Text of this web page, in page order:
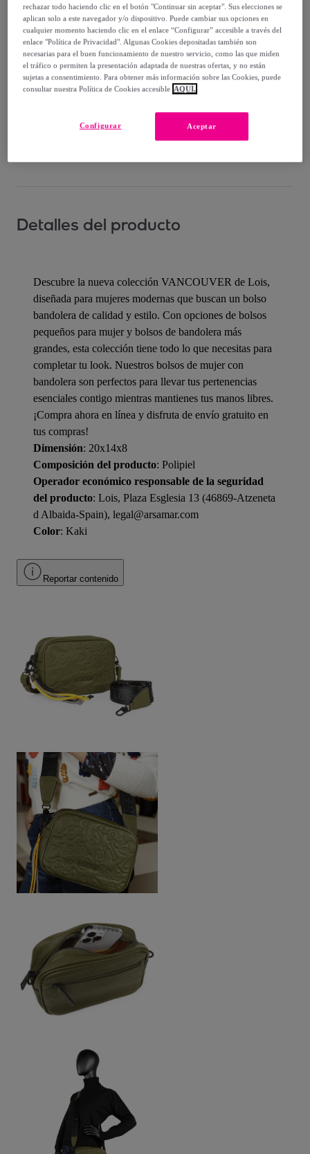
Entrega
Envío gratis
Detalles del producto
Descubre la nueva colección VANCOUVER de Lois,
diseñada para mujeres modernas que buscan un bolso
bandolera de calidad y estilo. Con opciones de bolsos
pequeños para mujer y bolsos de bandolera más
grandes, esta colección tiene todo lo que necesitas para
completar tu look. Nuestros bolsos de mujer con
bandolera son perfectos para llevar tus pertenencias
esenciales contigo mientras mantienes tus manos libres.
¡Compra ahora en línea y disfruta de envío gratuito en
tus compras!
Dimensión: 20x14x8
Composición del producto: Polipiel
Operador económico responsable de la seguridad
del producto: Lois, Plaza Esglesia 13 (46869-Atzeneta
d Albaida-Spain), legal@arsamar.com
Color: Kaki
Reportar contenido
rechazar todo haciendo clic en el botón "Continuar sin aceptar". Sus elecciones se
aplican solo a este navegador y/o dispositivo. Puede cambiar sus opciones en
cualquier momento haciendo clic en el enlace “Configurar” accesible a través del
enlace "Política de Privacidad". Algunas Cookies depositadas también son
necesarias para el buen funcionamiento de nuestro servicio, como las que miden
el tráfico o permiten la presentación adaptada de nuestras ofertas, y no están
sujetas a consentimiento. Para obtener más información sobre las Cookies, puede
consultar nuestra Política de Cookies accesible AQUÍ.
Aceptar
Configurar